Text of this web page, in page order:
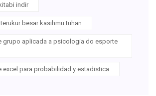
indir
besar kasihmu tuhan
grupo aplicada a psicologia do esporte
excel para probabilidad y estadistica